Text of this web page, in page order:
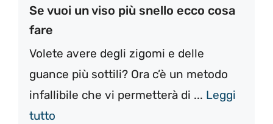
Se vuoi un viso più snello ecco cosa
fare
Volete avere degli zigomi e delle
guance più sottili? Ora c’è un metodo
infallibile che vi permetterà di ... Leggi
tutto